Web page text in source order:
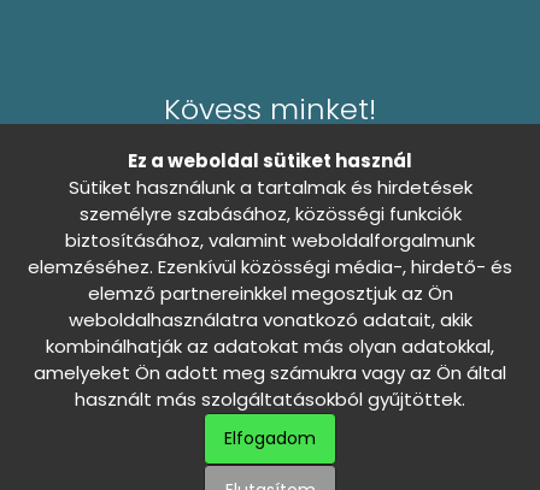
Kövess minket!
Általános Szerződési Feltételek
Adatkezelési tájékoztató
Sütibeállítások Nincs döntés
Szállítási és fizetési információk
Háziállatod álma - Minden jog fenntartva ©
Ez a weboldal sütiket használ
Sütiket használunk a tartalmak és hirdetések
személyre szabásához, közösségi funkciók
biztosításához, valamint weboldalforgalmunk
elemzéséhez. Ezenkívül közösségi média-, hirdető- és
elemző partnereinkkel megosztjuk az Ön
weboldalhasználatra vonatkozó adatait, akik
kombinálhatják az adatokat más olyan adatokkal,
amelyeket Ön adott meg számukra vagy az Ön által
használt más szolgáltatásokból gyűjtöttek.
Elfogadom